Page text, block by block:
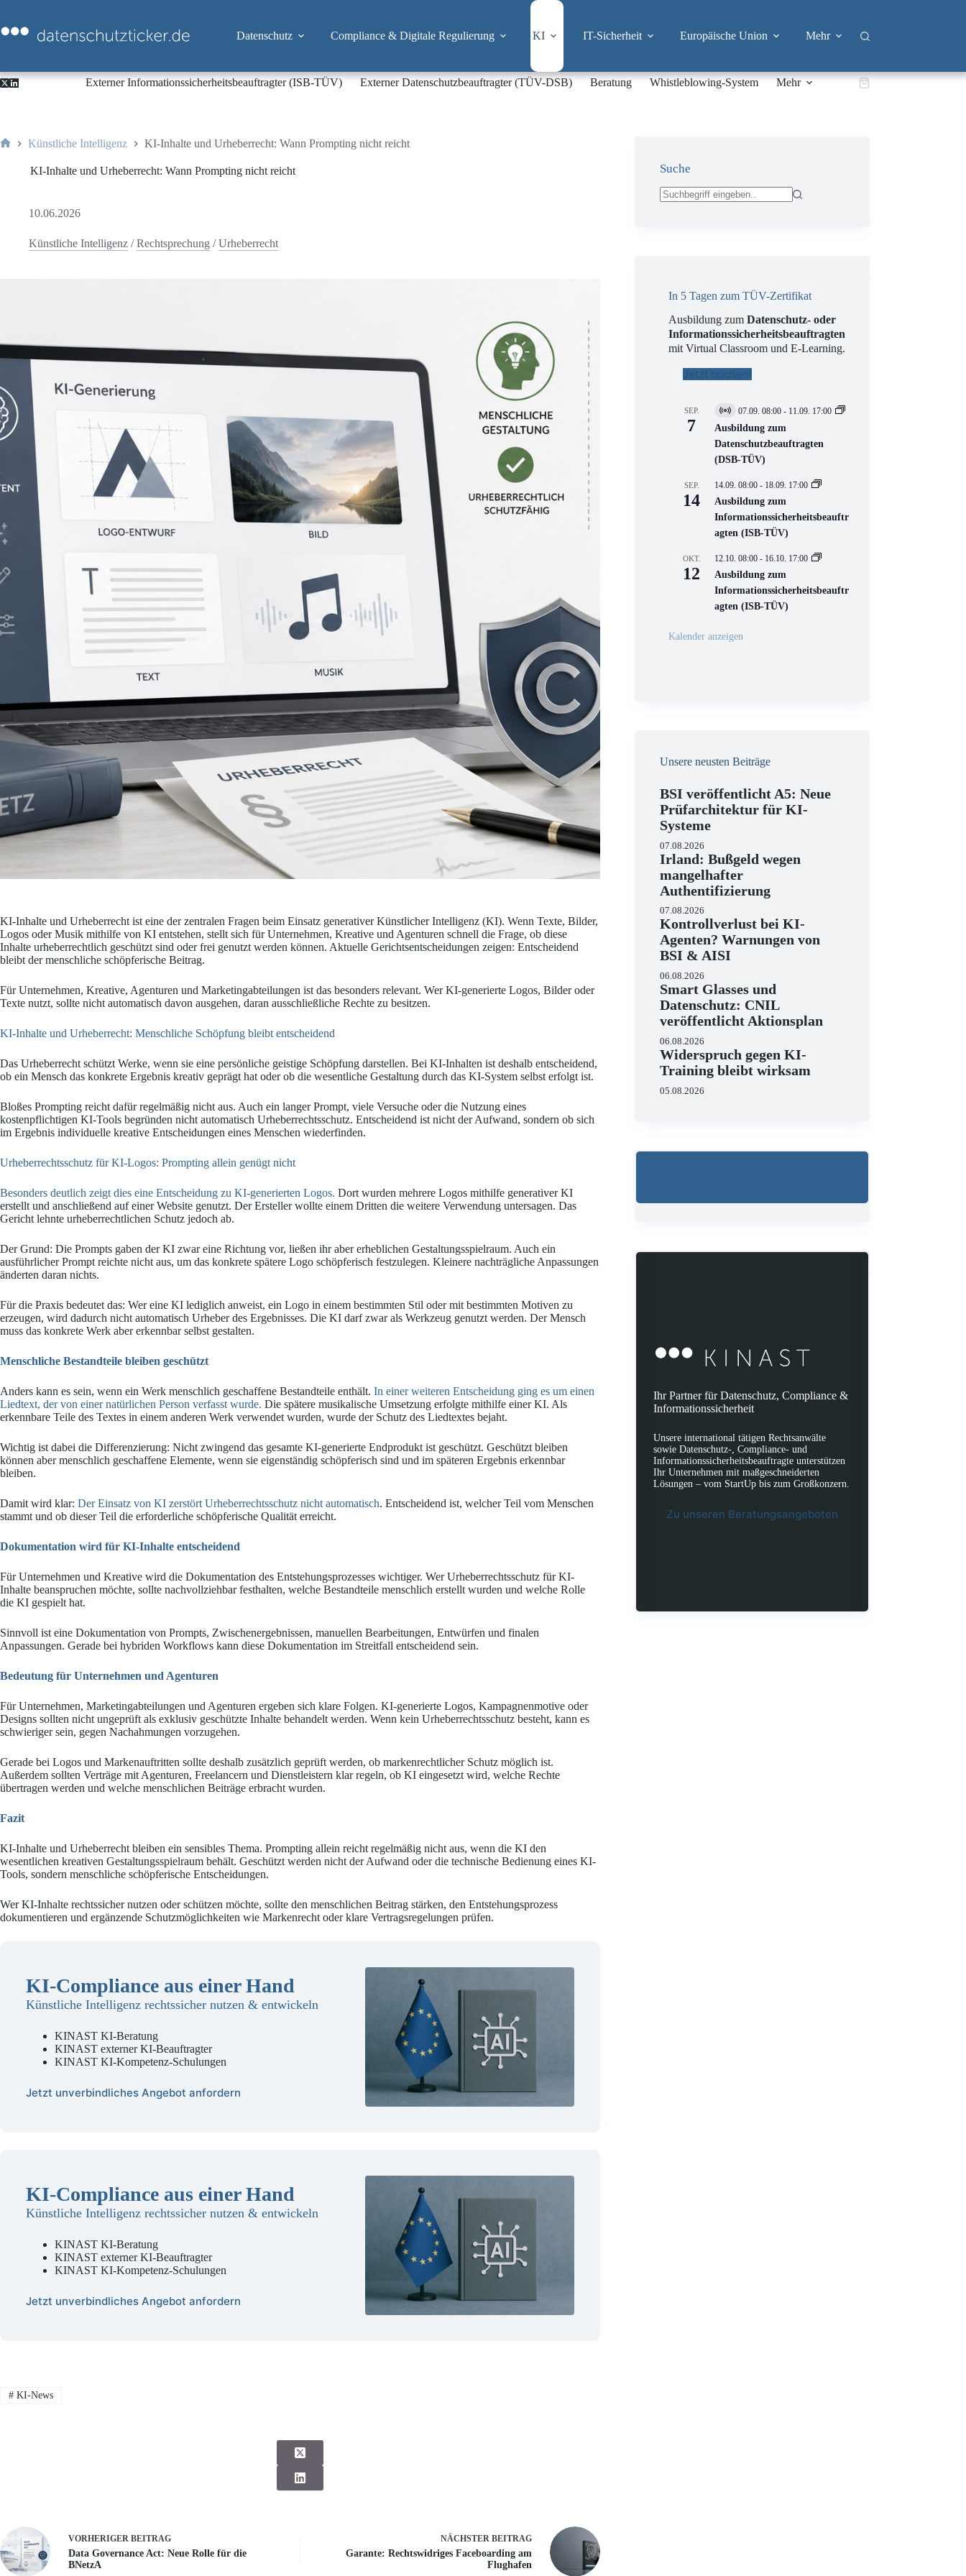
springen
Datenschutz Compliance & Digitale Regulierung KI IT-Sicherheit Europäische Union Mehr
Externer Informationssicherheitsbeauftragter (ISB-TÜV) Externer Datenschutzbeauftragter (TÜV-DSB) Beratung Whistleblowing-System Mehr Warenkorb
Künstliche Intelligenz KI-Inhalte und Urheberrecht: Wann Prompting nicht reicht
KI-Inhalte und Urheberrecht: Wann Prompting nicht reicht
10.06.2026
Künstliche Intelligenz /Rechtsprechung /Urheberrecht
KI-Inhalte und Urheberrecht ist eine der zentralen Fragen beim Einsatz generativer Künstlicher Intelligenz (KI). Wenn Texte, Bilder,
Logos oder Musik mithilfe von KI entstehen, stellt sich für Unternehmen, Kreative und Agenturen schnell die Frage, ob diese
Inhalte urheberrechtlich geschützt sind oder frei genutzt werden können. Aktuelle Gerichtsentscheidungen zeigen: Entscheidend
bleibt der menschliche schöpferische Beitrag.
Für Unternehmen, Kreative, Agenturen und Marketingabteilungen ist das besonders relevant. Wer KI-generierte Logos, Bilder oder
Texte nutzt, sollte nicht automatisch davon ausgehen, daran ausschließliche Rechte zu besitzen.
KI-Inhalte und Urheberrecht: Menschliche Schöpfung bleibt entscheidend
Das Urheberrecht schützt Werke, wenn sie eine persönliche geistige Schöpfung darstellen. Bei KI-Inhalten ist deshalb entscheidend,
ob ein Mensch das konkrete Ergebnis kreativ geprägt hat oder ob die wesentliche Gestaltung durch das KI-System selbst erfolgt ist.
Bloßes Prompting reicht dafür regelmäßig nicht aus. Auch ein langer Prompt, viele Versuche oder die Nutzung eines
kostenpflichtigen KI-Tools begründen nicht automatisch Urheberrechtsschutz. Entscheidend ist nicht der Aufwand, sondern ob sich
im Ergebnis individuelle kreative Entscheidungen eines Menschen wiederfinden.
Urheberrechtsschutz für KI-Logos: Prompting allein genügt nicht
Besonders deutlich zeigt dies eine Entscheidung zu KI-generierten Logos. Dort wurden mehrere Logos mithilfe generativer KI
erstellt und anschließend auf einer Website genutzt. Der Ersteller wollte einem Dritten die weitere Verwendung untersagen. Das
Gericht lehnte urheberrechtlichen Schutz jedoch ab.
Der Grund: Die Prompts gaben der KI zwar eine Richtung vor, ließen ihr aber erheblichen Gestaltungsspielraum. Auch ein
ausführlicher Prompt reichte nicht aus, um das konkrete spätere Logo schöpferisch festzulegen. Kleinere nachträgliche Anpassungen
änderten daran nichts.
Für die Praxis bedeutet das: Wer eine KI lediglich anweist, ein Logo in einem bestimmten Stil oder mit bestimmten Motiven zu
erzeugen, wird dadurch nicht automatisch Urheber des Ergebnisses. Die KI darf zwar als Werkzeug genutzt werden. Der Mensch
muss das konkrete Werk aber erkennbar selbst gestalten.
Menschliche Bestandteile bleiben geschützt
Anders kann es sein, wenn ein Werk menschlich geschaffene Bestandteile enthält. In einer weiteren Entscheidung ging es um einen
Liedtext, der von einer natürlichen Person verfasst wurde. Die spätere musikalische Umsetzung erfolgte mithilfe einer KI. Als
erkennbare Teile des Textes in einem anderen Werk verwendet wurden, wurde der Schutz des Liedtextes bejaht.
Wichtig ist dabei die Differenzierung: Nicht zwingend das gesamte KI-generierte Endprodukt ist geschützt. Geschützt bleiben
können aber menschlich geschaffene Elemente, wenn sie eigenständig schöpferisch sind und im späteren Ergebnis erkennbar
bleiben.
Damit wird klar: Der Einsatz von KI zerstört Urheberrechtsschutz nicht automatisch. Entscheidend ist, welcher Teil vom Menschen
stammt und ob dieser Teil die erforderliche schöpferische Qualität erreicht.
Dokumentation wird für KI-Inhalte entscheidend
Für Unternehmen und Kreative wird die Dokumentation des Entstehungsprozesses wichtiger. Wer Urheberrechtsschutz für KI-
Inhalte beanspruchen möchte, sollte nachvollziehbar festhalten, welche Bestandteile menschlich erstellt wurden und welche Rolle
die KI gespielt hat.
Sinnvoll ist eine Dokumentation von Prompts, Zwischenergebnissen, manuellen Bearbeitungen, Entwürfen und finalen
Anpassungen. Gerade bei hybriden Workflows kann diese Dokumentation im Streitfall entscheidend sein.
Bedeutung für Unternehmen und Agenturen
Für Unternehmen, Marketingabteilungen und Agenturen ergeben sich klare Folgen. KI-generierte Logos, Kampagnenmotive oder
Designs sollten nicht ungeprüft als exklusiv geschützte Inhalte behandelt werden. Wenn kein Urheberrechtsschutz besteht, kann es
schwieriger sein, gegen Nachahmungen vorzugehen.
Gerade bei Logos und Markenauftritten sollte deshalb zusätzlich geprüft werden, ob markenrechtlicher Schutz möglich ist.
Außerdem sollten Verträge mit Agenturen, Freelancern und Dienstleistern klar regeln, ob KI eingesetzt wird, welche Rechte
übertragen werden und welche menschlichen Beiträge erbracht wurden.
Fazit
KI-Inhalte und Urheberrecht bleiben ein sensibles Thema. Prompting allein reicht regelmäßig nicht aus, wenn die KI den
wesentlichen kreativen Gestaltungsspielraum behält. Geschützt werden nicht der Aufwand oder die technische Bedienung eines KI-
Tools, sondern menschliche schöpferische Entscheidungen.
Wer KI-Inhalte rechtssicher nutzen oder schützen möchte, sollte den menschlichen Beitrag stärken, den Entstehungsprozess
dokumentieren und ergänzende Schutzmöglichkeiten wie Markenrecht oder klare Vertragsregelungen prüfen.
KI-Compliance aus einer Hand
Künstliche Intelligenz rechtssicher nutzen & entwickeln
KINAST KI-Beratung
KINAST externer KI-Beauftragter
KINAST KI-Kompetenz-Schulungen
Jetzt unverbindliches Angebot anfordern
KI-Compliance aus einer Hand
Künstliche Intelligenz rechtssicher nutzen & entwickeln
KINAST KI-Beratung
KINAST externer KI-Beauftragter
KINAST KI-Kompetenz-Schulungen
Jetzt unverbindliches Angebot anfordern
#KI-News
VORHERIGER BEITRAG
Data Governance Act: Neue Rolle für die
BNetzA
NÄCHSTER BEITRAG
Garante: Rechtswidriges Faceboarding am
Flughafen
Suche
In 5 Tagen zum TÜV-Zertifikat
Ausbildung zumDatenschutz- oder
Informationssicherheitsbeauftragten
mit Virtual Classroom und E-Learning.
Jetzt buchen!
SEP.
7
V
i
t
u
l
V
e
r
n
s
t
a
t
n
07.09. 08:00 - 11.09. 17:00
Ausbildung zum
Datenschutzbeauftragten
(DSB-TÜV)
SEP.
14
14.09. 08:00 - 18.09. 17:00
Ausbildung zum
Informationssicherheitsbeauftr
agten (ISB-TÜV)
OKT.
12
12.10. 08:00 - 16.10. 17:00
Ausbildung zum
Informationssicherheitsbeauftr
agten (ISB-TÜV)
Kalender anzeigen
Unsere neusten Beiträge
BSI veröffentlicht A5: Neue
Prüfarchitektur für KI-
Systeme
07.08.2026
Irland: Bußgeld wegen
mangelhafter
Authentifizierung
07.08.2026
Kontrollverlust bei KI-
Agenten? Warnungen von
BSI & AISI
06.08.2026
Smart Glasses und
Datenschutz: CNIL
veröffentlicht Aktionsplan
06.08.2026
Widerspruch gegen KI-
Training bleibt wirksam
05.08.2026
Ihr Partner für Datenschutz, Compliance &
Informationssicherheit
Unsere international tätigen Rechtsanwälte
sowie Datenschutz-, Compliance- und
Informationssicherheitsbeauftragte unterstützen
Ihr Unternehmen mit maßgeschneiderten
Lösungen – vom StartUp bis zum Großkonzern.
Zu unseren Beratungsangeboten